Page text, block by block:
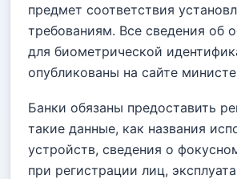
предмет соответствия
требованиям. Все сведения об
для биометрической
опубликованы на сайте
Банки обязаны предоставить
такие данные, как названия
устройств, сведения о
при регистрации лиц,